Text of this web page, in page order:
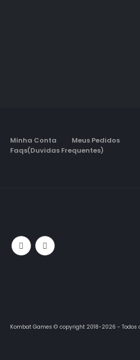
Minha Conta
Meus Pedidos
Faqs(Duvidas Frequentes)
Kombat Games © copyright 2018-2026 - Todos